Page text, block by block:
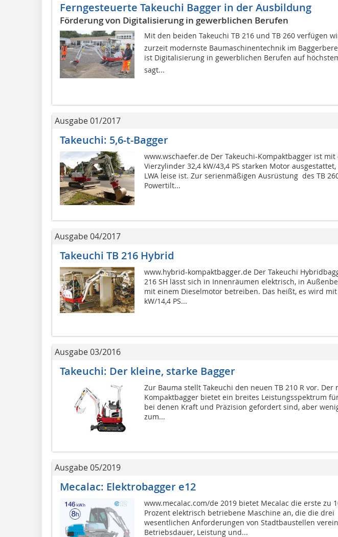
Ferngesteuerte Takeuchi Bagger in der Ausbildung
Förderung von Digitalisierung in gewerblichen Berufen
Mit den beiden Takeuchi TB 216 und TB 260 verfügen
zurzeit modernste Baumaschinentechnik im
ist Digitalisierung in gewerblichen Berufen auf höchstem
sagt...
Ausgabe 01/2017
Takeuchi: 5,6-t-Bagger
www.wschaefer.de Der Takeuchi-Kompaktbagger ist mit
Vierzylinder 32,4 kW/43,4 PS starken Motor
LWA leise ist. Zur serienmäßigen Ausrüstung des TB
Powertilt...
Ausgabe 04/2017
Takeuchi TB 216 Hybrid
www.hybrid-kompaktbagger.de Der Takeuchi
216 SH lässt sich in Innenräumen elektrisch, in
mit einem Dieselmotor betreiben. Das heißt, es wird mit
kW/14,4 PS...
Ausgabe 03/2016
Takeuchi: Der kleine, starke Bagger
Zur Bauma stellt Takeuchi den neuen TB 210 R vor. Der
Kompaktbagger bietet ein breites Leistungsspektrum
bei denen Kraft und Präzision gefordert sind, aber
zum...
Ausgabe 05/2019
Mecalac: Elektrobagger e12
www.mecalac.com/de 2019 bietet Mecalac die erste zu
Prozent elektrisch betriebene Maschine an, die die drei
wesentlichen Anforderungen von Stadtbaustellen
Betriebsdauer, Leistung und...